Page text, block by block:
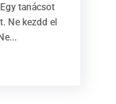
tanácsot
Ne kezdd el